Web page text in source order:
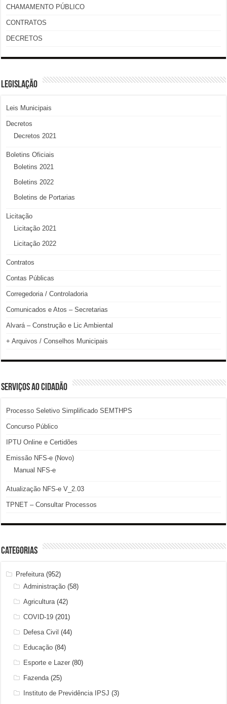
CHAMAMENTO PÚBLICO
CONTRATOS
DECRETOS
LEGISLAÇÃO
Leis Municipais
Decretos
Decretos 2021
Boletins Oficiais
Boletins 2021
Boletins 2022
Boletins de Portarias
Licitação
Licitação 2021
Licitação 2022
Contratos
Contas Públicas
Corregedoria / Controladoria
Comunicados e Atos – Secretarias
Alvará – Construção e Lic Ambiental
+ Arquivos / Conselhos Municipais
SERVIÇOS AO CIDADÃO
Processo Seletivo Simplificado SEMTHPS
Concurso Público
IPTU Online e Certidões
Emissão NFS-e (Novo)
Manual NFS-e
Atualização NFS-e V_2.03
TPNET – Consultar Processos
Categorias
Prefeitura(952)
Administração (58)
Agricultura(42)
COVID-19 (201)
Defesa Civil (44)
Educação (84)
Esporte e Lazer (80)
Fazenda(25)
Instituto de Previdência IPSJ (3)